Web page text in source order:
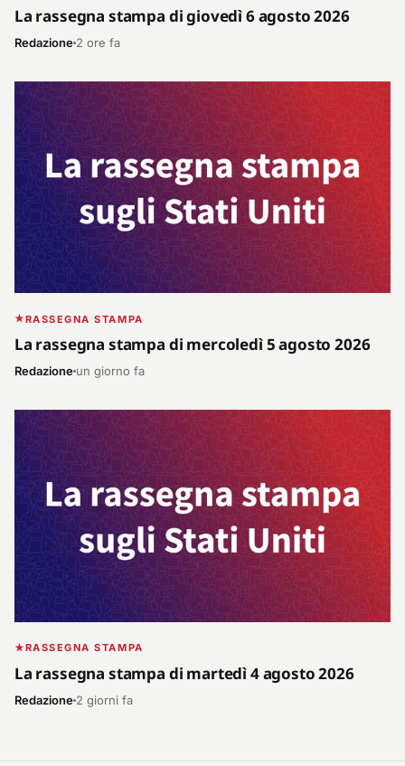
La rassegna stampa di giovedì 6 agosto 2026
Redazione 2 ore fa
RASSEGNA STAMPA
La rassegna stampa di mercoledì 5 agosto 2026
Redazione un giorno fa
RASSEGNA STAMPA
La rassegna stampa di martedì 4 agosto 2026
Redazione 2 giorni fa